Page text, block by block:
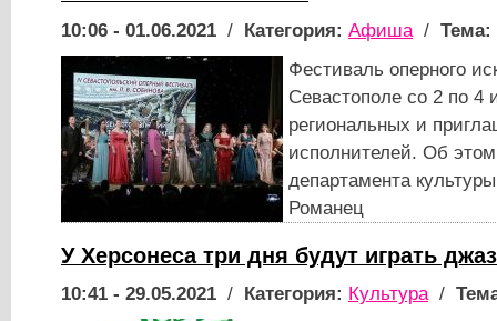
10:06 - 01.06.2021 / Категория: Афиша/ Тема:
Фестиваль оперного
Севастополе со 2 по 4
региональных и
исполнителей. Об
департамента
Романец
У Херсонеса три дня будут играть джаз
10:41 - 29.05.2021 / Категория: Культура/